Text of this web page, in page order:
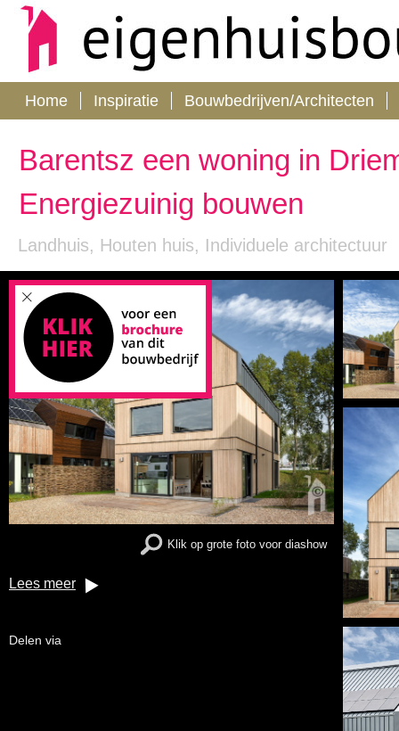
Home Inspiratie Bouwbedrijven/Architecten
Barentsz een woning in
Energiezuinig bouwen
Landhuis, Houten huis, Individuele architectuur
Klik op grote foto voor diashow
Lees meer
Delen via